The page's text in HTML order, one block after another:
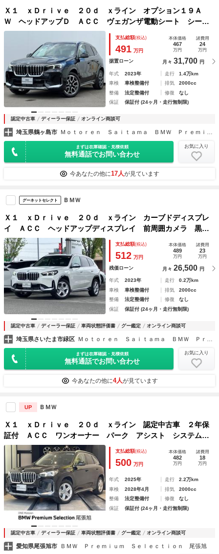
Ｘ１ ｘＤｒｉｖｅ ２０ｄ ｘライン オプション１９Ａ
Ｗ ヘッドアップＤ ＡＣＣ ヴェガンザ電動シート シート
ヒーター タッチパネルナビ 全周囲カメラ アップルカープ
レイ 車内カメラ 電動リヤゲート ＥＴＣ ワイヤレスチャ
ージ 禁煙車
支払総額(税込)
491 万円
本体価格
467
万円
諸費用
24
万円
据置ローン 月々 31,700 円
年式 2023年 走行
1.4万km
車検
車検整備付 排気
2000cc
整備
法定整備付 修復
なし
保証
保証付 (24ヶ月・走行無制限)
認定中古車 ディーラー保証 オンライン商談可
埼玉県鶴ヶ島市 Ｍｏｔｏｒｅｎ Ｓａｉｔａｍａ ＢＭＷ Ｐｒｅｍｉｕｍ Ｓｅｌｅｃｔｉｏｎ 鶴ヶ島
まずは在庫確認・見積依頼
無料通話でお問い合わせ
お気に入り
今あなたの他に17人が見ています
グーネットセレクト ＢＭＷ
Ｘ１ ｘＤｒｉｖｅ ２０ｄ ｘライン カーブドディスプレ
イ ＡＣＣ ヘッドアップディスプレイ 前周囲カメラ 黒レ
ザー シートヒーター 電動リアゲート 電動シート レーン
チェンジウォーニング １８インチ
支払総額(税込)
512 万円
本体価格
489
万円
諸費用
23
万円
残価ローン 月々 26,500 円
年式 2023年 走行
0.2万km
車検
車検整備付 排気
2000cc
整備
法定整備付 修復
なし
保証
保証付 (24ヶ月・走行無制限)
認定中古車 ディーラー保証 車両状態評価書 グー鑑定 オンライン商談可
埼玉県さいたま市緑区
まずは在庫確認・見積依頼
無料通話でお問い合わせ
お気に入り
今あなたの他に4人が見ています
UP ＢＭＷ
Ｘ１ ｘＤｒｉｖｅ ２０ｄ ｘライン 認定中古車 ２年保
証付 ＡＣＣ ワンオーナー パーク アシスト システム
プラス テクノロジーＰＫＧ ヘッドアップディスプレイ ド
ライビングアシストプロフェッショナル 純正１８インチＡ
Ｗ
支払総額(税込)
500 万円
本体価格
482
万円
諸費用
18
万円
年式 2025年 走行
2.2万km
車検
2028年4月 排気
2000cc
整備
法定整備付 修復
なし
保証
保証付 (24ヶ月・走行無制限)
認定中古車 ディーラー保証 車両状態評価書 グー鑑定 オンライン商談可
愛知県尾張旭市 ＢＭＷ Ｐｒｅｍｉｕｍ Ｓｅｌｅｃｔｉｏｎ 尾張旭